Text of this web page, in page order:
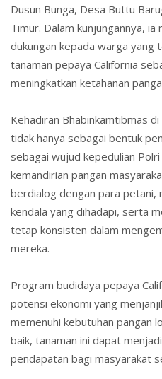
Dusun Bunga, Desa Buttu
Timur. Dalam kunjungannya,
dukungan kepada warga yang
tanaman pepaya California
meningkatkan ketahanan
Kehadiran Bhabinkamtibmas
tidak hanya sebagai bentuk
sebagai wujud kepedulian
kemandirian pangan
berdialog dengan para petani,
kendala yang dihadapi, serta
tetap konsisten dalam
mereka.
Program budidaya pepaya
potensi ekonomi yang
memenuhi kebutuhan pangan
baik, tanaman ini dapat
pendapatan bagi masyarakat